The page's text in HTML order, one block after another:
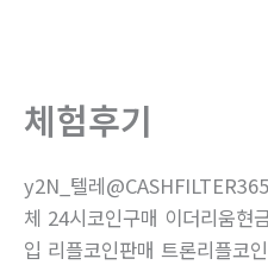
체험후기
y2N_텔레
체 24시코인구매 이더리움현
입 리플코인판매 트론리플코